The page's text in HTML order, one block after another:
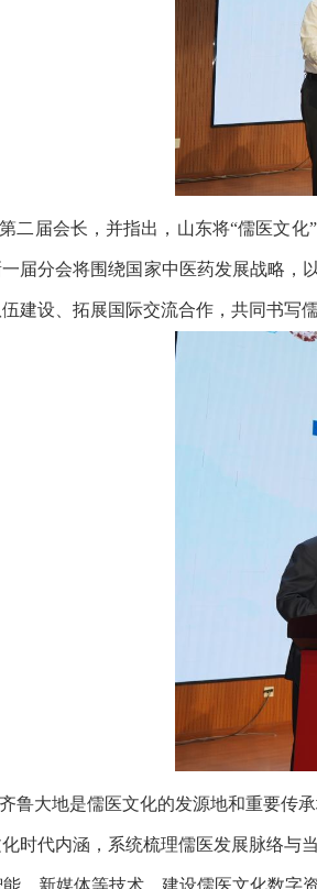
二届会长，并指出，山东将“儒医文
届分会将围绕国家中医药发展战略，
建设、拓展国际交流合作，共同书写
鲁大地是儒医文化的发源地和重要传
时代内涵，系统梳理儒医发展脉络
、新媒体等技术，建设儒医文化数字